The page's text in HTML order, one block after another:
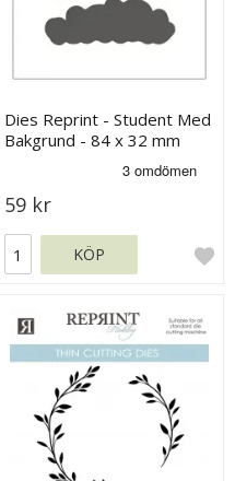
Dies Reprint - Student Med
Bakgrund - 84 x 32 mm
59 kr
KÖP